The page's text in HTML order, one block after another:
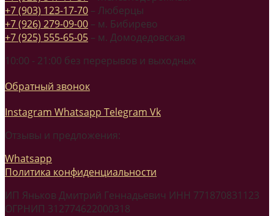
+7 (903) 123-17-70 – Люберцы
+7 (926) 279-09-00 – м. Бибирево
+7 (925) 555-65-05 – м. Домодедовская
10:00 - 21:00 без перерывов и выходных
Обратный звонок
Instagram Whatsapp Telegram Vk
Отзывы и предложения:
Whatsapp
Политика конфиденциальности
ИП Яньков Дмитрий Геннадьевич ИНН 771870831123
ОГРНИП 312774622000318